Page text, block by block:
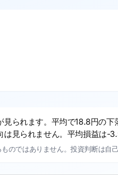
られます。平均で18.8円の下
見られません。平均損益は-
のではありません。投資判断は自